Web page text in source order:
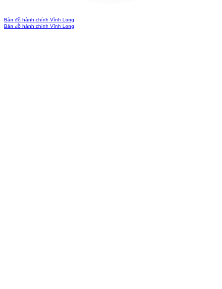
Bản đồ hành chính Vĩnh Long
Bản đồ hành chính Vĩnh Long